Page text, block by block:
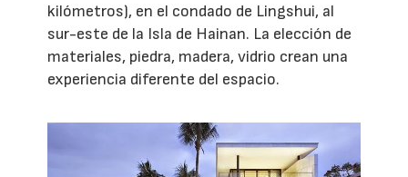
kilómetros), en el condado de Lingshui, al
sur-este de la Isla de Hainan. La elección de
materiales, piedra, madera, vidrio crean una
experiencia diferente del espacio.